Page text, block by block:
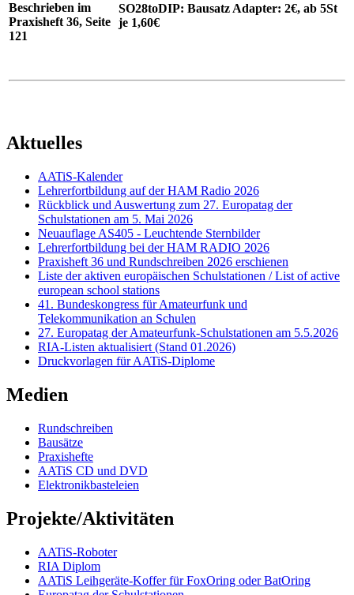
Beschrieben im
Praxisheft 36, Seite
121
SO28toDIP: Bausatz Adapter: 2€, ab 5St
je 1,60€
Aktuelles
AATiS-Kalender
Lehrerfortbildung auf der HAM Radio 2026
Rückblick und Auswertung zum 27. Europatag der
Schulstationen am 5. Mai 2026
Neuauflage AS405 - Leuchtende Sternbilder
Lehrerfortbildung bei der HAM RADIO 2026
Praxisheft 36 und Rundschreiben 2026 erschienen
Liste der aktiven europäischen Schulstationen / List of active
european school stations
41. Bundeskongress für Amateurfunk und
Telekommunikation an Schulen
27. Europatag der Amateurfunk-Schulstationen am 5.5.2026
RIA-Listen aktualisiert (Stand 01.2026)
Druckvorlagen für AATiS-Diplome
Medien
Rundschreiben
Bausätze
Praxishefte
AATiS CD und DVD
Elektronikbasteleien
Projekte/Aktivitäten
AATiS-Roboter
RIA Diplom
AATiS Leihgeräte-Koffer für FoxOring oder BatOring